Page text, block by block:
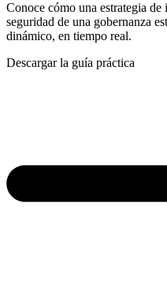
Conoce cómo una estrategia
seguridad de una gobernanza
dinámico, en tiempo real.
Descargar la guía práctica